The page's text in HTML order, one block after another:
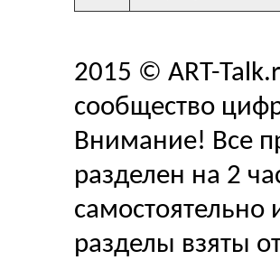
2015 © ART-
сообщество
Внимание! Все
разделен на 2
самостоятельно
разделы взяты